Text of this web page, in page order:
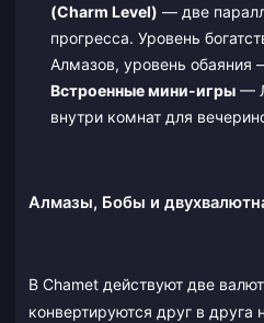
(Charm Level) — две
прогресса. Уровень
Алмазов, уровень обаяния
Встроенные мини-игры—
внутри комнат для
Алмазы, Бобы и
В Chamet действуют две
конвертируются друг в